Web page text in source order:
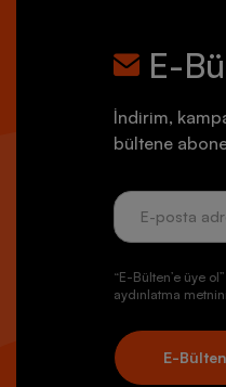
E-
İndirim,
bültene
“E-Bülten’e üye
aydınlatma
E-